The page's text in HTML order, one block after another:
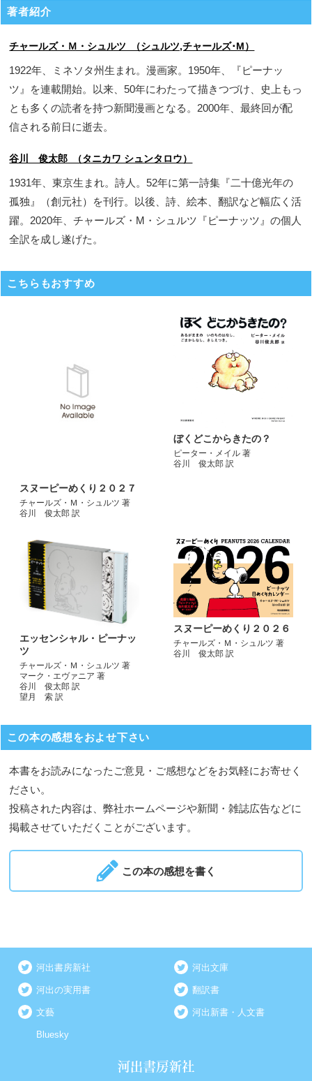
著者紹介
チャールズ・Ｍ・シュルツ （シュルツ,チャールズ･M）
1922年、ミネソタ州生まれ。漫画家。1950年、『ピーナッ
ツ』を連載開始。以来、50年にわたって描きつづけ、史上もっ
とも多くの読者を持つ新聞漫画となる。2000年、最終回が配
信される前日に逝去。
谷川 俊太郎 （タニカワ シュンタロウ）
1931年、東京生まれ。詩人。52年に第一詩集『二十億光年の
孤独』（創元社）を刊行。以後、詩、絵本、翻訳など幅広く活
躍。2020年、チャールズ・M・シュルツ『ピーナッツ』の個人
全訳を成し遂げた。
こちらもおすすめ
スヌーピーめくり２０２７
チャールズ・Ｍ・シュルツ 著
谷川 俊太郎 訳
ぼくどこからきたの？
ピーター・メイル 著
谷川 俊太郎 訳
エッセンシャル・ピーナッ
ツ
チャールズ・Ｍ・シュルツ 著
マーク・エヴァニア 著
谷川 俊太郎 訳
望月 索 訳
スヌーピーめくり２０２６
チャールズ・Ｍ・シュルツ 著
谷川 俊太郎 訳
この本の感想をおよせ下さい
本書をお読みになったご意見・ご感想などをお気軽にお寄せく
ださい。
投稿された内容は、弊社ホームページや新聞・雑誌広告などに
掲載させていただくことがございます。
この本の感想を書く
河出書房新社 河出文庫
河出の実用書 翻訳書
文藝 河出新書・人文書
Bluesky